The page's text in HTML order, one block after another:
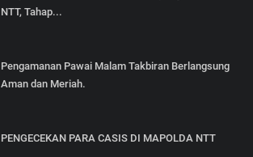
NTT, Tahap...
Pengamanan Pawai Malam Takbiran Berlangsung
Aman dan Meriah.
PENGECEKAN PARA CASIS DI MAPOLDA NTT